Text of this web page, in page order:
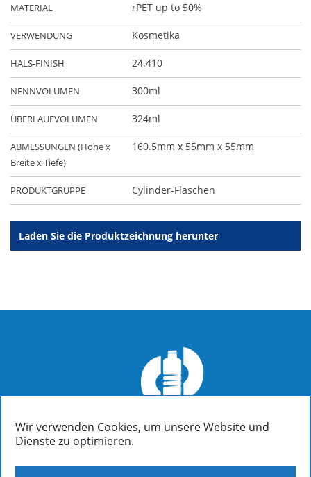
Wir verwenden Cookies, um unsere Website und
Dienste zu optimieren.
Laden Sie die Produktzeichnung herunter
MATERIAL rPET up to 50%
VERWENDUNG Kosmetika
HALS-FINISH 24.410
NENNVOLUMEN 300ml
ÜBERLAUFVOLUMEN 324ml
ABMESSUNGEN (Höhe x
Breite x Tiefe)
160.5mm x 55mm x 55mm
PRODUKTGRUPPE Cylinder-Flaschen
FIALOPLASTIKI SA
Inofyta Viotia, Griechenland, GR32011
(+30)22620 31090: Informationen | Buchhaltung | Verkäufe